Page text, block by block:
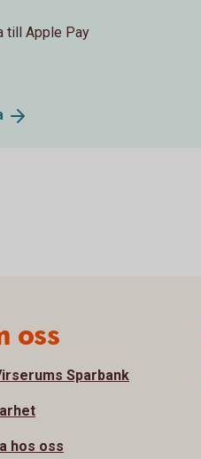
till Apple Pay
oss
Sparbank
hos oss